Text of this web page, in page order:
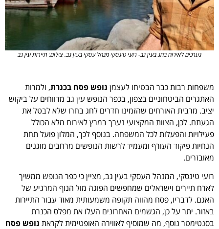
נערכים לאירוח בחג בעין גב- רועי טינסקי מנהל עסקי בעין גב. צילום: תיירות עין גב
משפחות רבות כבר הבטיחו לעצמן נופש פסח בכנרת, ולמרות
האתגרים הביטחוניים בצפון, בכפר הנופש עין גב מדווחים על ביקוש
יציב. מרבית האורחים שהזמינו חדרים לחג בחרו שלא לבטל את
הגעתם. לכן, הצוות המקצועי נערך במרץ לאירוח מלא הכולל
פעילויות והפעלות לכל המשפחה. בנוסף לכך, המלון פועל תחת
הנחיות פיקוד העורף ומעמיד לרשות הנופשים מרחבים מוגנים
מאובזרים.
רועי טינסקי, המנהל העסקי בעין גב, מציין כי כפר הנופש ממשיך
לארח תיירים וישראלים שמחפשים הפוגה מול הנוף המרגיע של
האגם. לדבריו, פסח מהווה תקופה משמעותית מאוד עבור התיירות
באזור. יתר על כן, הגשמים האחרונים העלו את מפלס הכנרת
בסנטימטר נוסף, מה שמוסיף לאווירה האופטימית לקראת נופש פסח